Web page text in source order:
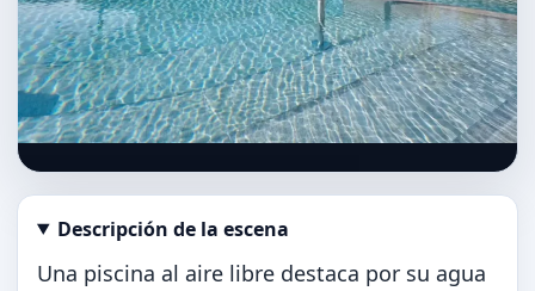
Abrir imagen en tamaño completo
Descripción de la escena
Una piscina al aire libre destaca por su agua